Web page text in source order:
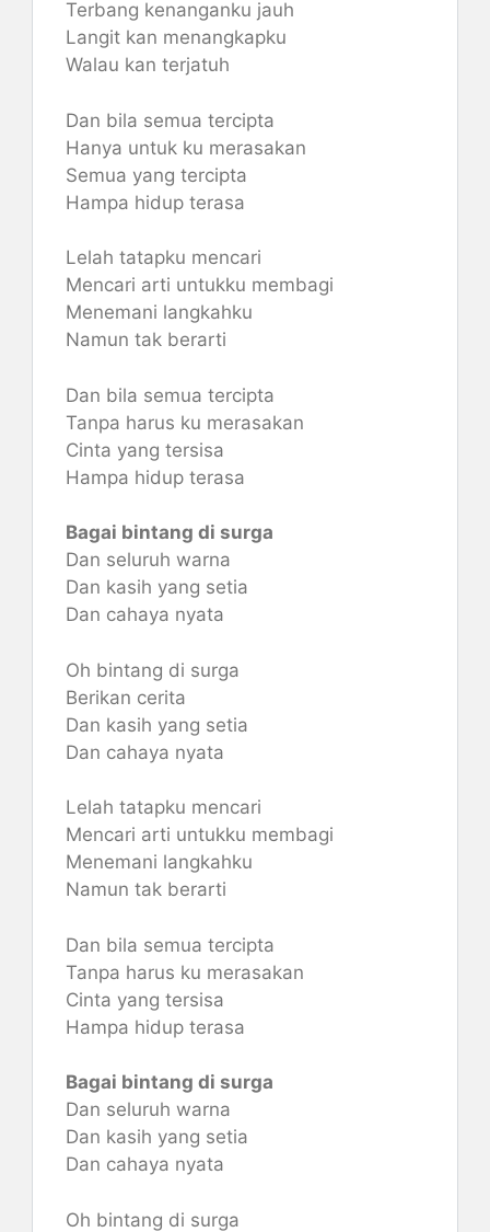
Terbang kenanganku jauh
Langit kan menangkapku
Walau kan terjatuh
Dan bila semua tercipta
Hanya untuk ku merasakan
Semua yang tercipta
Hampa hidup terasa
Lelah tatapku mencari
Mencari arti untukku membagi
Menemani langkahku
Namun tak berarti
Dan bila semua tercipta
Tanpa harus ku merasakan
Cinta yang tersisa
Hampa hidup terasa
Bagai bintang di surga
Dan seluruh warna
Dan kasih yang setia
Dan cahaya nyata
Oh bintang di surga
Berikan cerita
Dan kasih yang setia
Dan cahaya nyata
Lelah tatapku mencari
Mencari arti untukku membagi
Menemani langkahku
Namun tak berarti
Dan bila semua tercipta
Tanpa harus ku merasakan
Cinta yang tersisa
Hampa hidup terasa
Bagai bintang di surga
Dan seluruh warna
Dan kasih yang setia
Dan cahaya nyata
Oh bintang di surga